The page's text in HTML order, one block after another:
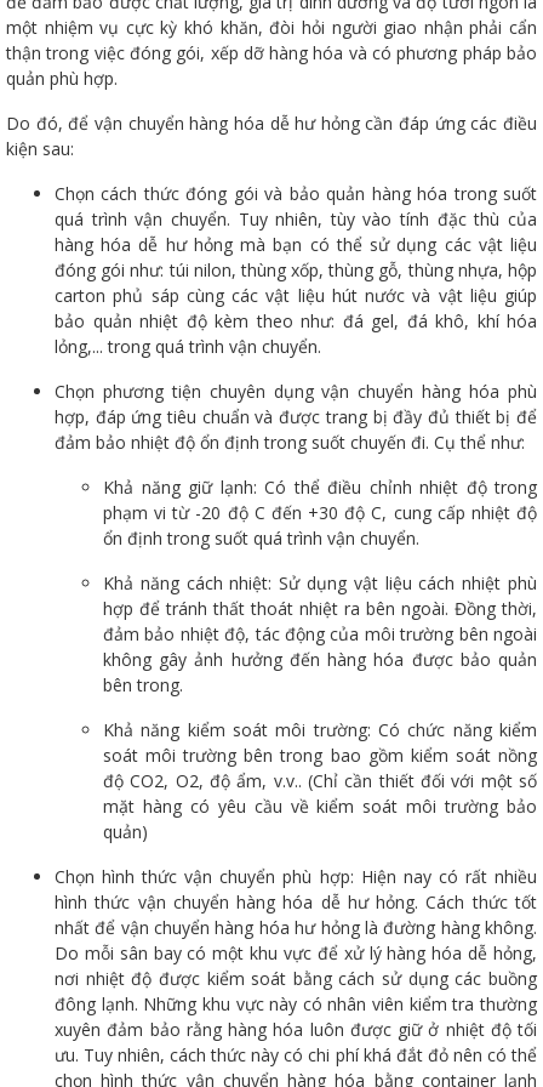
một nhiệm vụ cực kỳ khó khăn, đòi hỏi người giao nhận phải cẩn
thận trong việc đóng gói, xếp dỡ hàng hóa và có phương pháp bảo
quản phù hợp.
Do đó, để vận chuyển hàng hóa dễ hư hỏng cần đáp ứng các điều
kiện sau:
Chọn cách thức đóng gói và bảo quản hàng hóa trong suốt
quá trình vận chuyển. Tuy nhiên, tùy vào tính đặc thù của
hàng hóa dễ hư hỏng mà bạn có thể sử dụng các vật liệu
đóng gói như: túi nilon, thùng xốp, thùng gỗ, thùng nhựa, hộp
carton phủ sáp cùng các vật liệu hút nước và vật liệu giúp
bảo quản nhiệt độ kèm theo như: đá gel, đá khô, khí hóa
lỏng,... trong quá trình vận chuyển.
Chọn phương tiện chuyên dụng vận chuyển hàng hóa phù
hợp, đáp ứng tiêu chuẩn và được trang bị đầy đủ thiết bị để
đảm bảo nhiệt độ ổn định trong suốt chuyến đi. Cụ thể như:
Khả năng giữ lạnh: Có thể điều chỉnh nhiệt độ trong
phạm vi từ -20 độ C đến +30 độ C, cung cấp nhiệt độ
ổn định trong suốt quá trình vận chuyển.
Khả năng cách nhiệt: Sử dụng vật liệu cách nhiệt phù
hợp để tránh thất thoát nhiệt ra bên ngoài. Đồng thời,
đảm bảo nhiệt độ, tác động của môi trường bên ngoài
không gây ảnh hưởng đến hàng hóa được bảo quản
bên trong.
Khả năng kiểm soát môi trường: Có chức năng kiểm
soát môi trường bên trong bao gồm kiểm soát nồng
độ CO2, O2, độ ẩm, v.v.. (Chỉ cần thiết đối với một số
mặt hàng có yêu cầu về kiểm soát môi trường bảo
quản)
Chọn hình thức vận chuyển phù hợp: Hiện nay có rất nhiều
hình thức vận chuyển hàng hóa dễ hư hỏng. Cách thức tốt
nhất để vận chuyển hàng hóa hư hỏng là đường hàng không.
Do mỗi sân bay có một khu vực để xử lý hàng hóa dễ hỏng,
nơi nhiệt độ được kiểm soát bằng cách sử dụng các buồng
đông lạnh. Những khu vực này có nhân viên kiểm tra thường
xuyên đảm bảo rằng hàng hóa luôn được giữ ở nhiệt độ tối
ưu. Tuy nhiên, cách thức này có chi phí khá đắt đỏ nên có thể
chọn hình thức vận chuyển hàng hóa bằng container lạnh